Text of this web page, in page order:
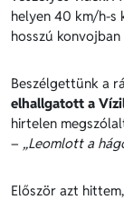
helyen 40 km/h-s
hosszú
Beszélgettünk a
elhallgatott a
hirtelen
– „Leomlott a
Először azt